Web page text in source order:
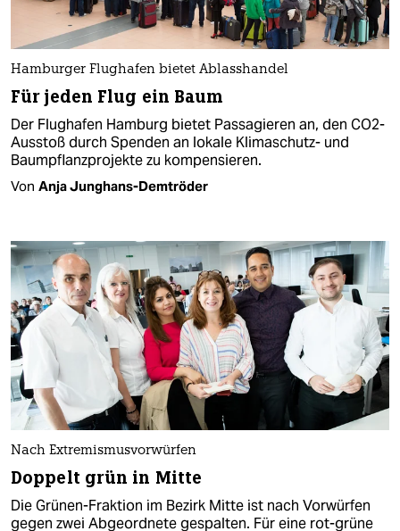
Hamburger Flughafen bietet Ablasshandel
Für jeden Flug ein Baum
Der Flughafen Hamburg bietet Passagieren an, den CO2-
Ausstoß durch Spenden an lokale Klimaschutz- und
Baumpflanzprojekte zu kompensieren.
Von Anja Junghans-Demtröder
Nach Extremismusvorwürfen
Doppelt grün in Mitte
Die Grünen-Fraktion im Bezirk Mitte ist nach Vorwürfen
gegen zwei Abgeordnete gespalten. Für eine rot-grüne